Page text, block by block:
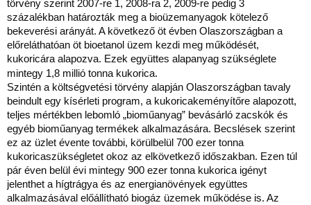
törvény szerint 2007-re 1, 2008-ra 2, 2009-re pedig 3
százalékban határozták meg a bioüzemanyagok kötelező
bekeverési arányát. A következő öt évben Olaszországban a
előreláthatóan öt bioetanol üzem kezdi meg működését,
kukoricára alapozva. Ezek együttes alapanyag szükséglete
mintegy 1,8 millió tonna kukorica.
Szintén a költségvetési törvény alapján Olaszországban tavaly
beindult egy kísérleti program, a kukoricakeményítőre alapozott,
teljes mértékben lebomló „bioműanyag” bevásárló zacskók és
egyéb bioműanyag termékek alkalmazására. Becslések szerint
ez az üzlet évente további, körülbelül 700 ezer tonna
kukoricaszükségletet okoz az elkövetkező időszakban. Ezen túl
pár éven belül évi mintegy 900 ezer tonna kukorica igényt
jelenthet a hígtrágya és az energianövények együttes
alkalmazásával előállítható biogáz üzemek működése is. Az